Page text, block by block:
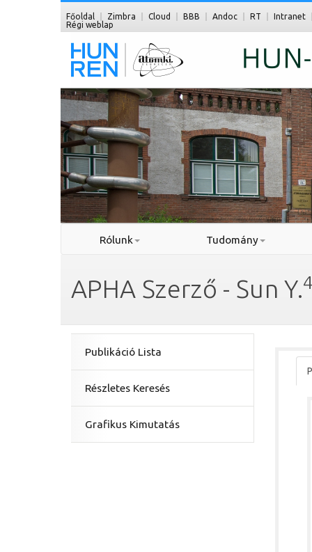
Főoldal Zimbra Cloud BBB Andoc RT
Intranet
Régi weblap
Rólunk Tudomány
APHA Szerző - Sun Y.
Publikáció Lista
Részletes Keresés
Grafikus Kimutatás